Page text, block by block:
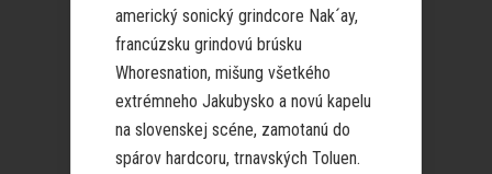
americký sonický grindcore Nak´ay,
francúzsku grindovú brúsku
Whoresnation, mišung všetkého
extrémneho Jakubysko a novú kapelu
na slovenskej scéne, zamotanú do
spárov hardcoru, trnavských Toluen.